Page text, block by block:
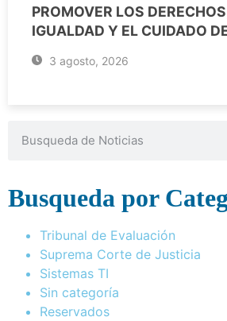
PROMOVER LOS
IGUALDAD Y EL CUIDADO
3 agosto, 2026
Busqueda por
Tribunal de Evaluación
Suprema Corte de Justicia
Sistemas TI
Sin categoría
Reservados